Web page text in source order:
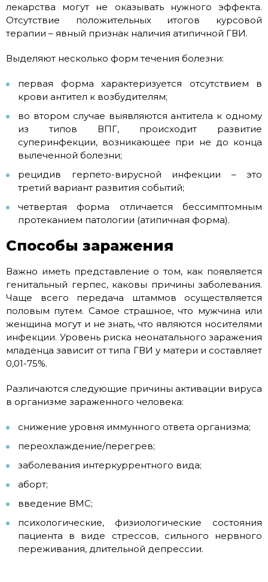
лекарства могут не оказывать нужного эффекта.
Отсутствие положительных итогов курсовой
терапии – явный признак наличия атипичной ГВИ.
Выделяют несколько форм течения болезни:
первая форма характеризуется отсутствием в
крови антител к возбудителям;
во втором случае выявляются антитела к одному
из типов ВПГ, происходит развитие
суперинфекции, возникающее при не до конца
вылеченной болезни;
рецидив герпето-вирусной инфекции – это
третий вариант развития событий;
четвертая форма отличается бессимптомным
протеканием патологии (атипичная форма).
Способы заражения
Важно иметь представление о том, как появляется
генитальный герпес, каковы причины заболевания.
Чаще всего передача штаммов осуществляется
половым путем. Самое страшное, что мужчина или
женщина могут и не знать, что являются носителями
инфекции. Уровень риска неонатального заражения
младенца зависит от типа ГВИ у матери и составляет
0,01-75%.
Различаются следующие причины активации вируса
в организме зараженного человека:
снижение уровня иммунного ответа организма;
переохлаждение/перегрев;
заболевания интеркуррентного вида;
аборт;
введение ВМС;
психологические, физиологические состояния
пациента в виде стрессов, сильного нервного
переживания, длительной депрессии.